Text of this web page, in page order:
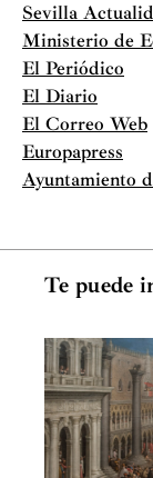
Sevilla
Ministerio de
El Periódico
El Diario
El Correo Web
Europapress
Ayuntamiento
Te puede